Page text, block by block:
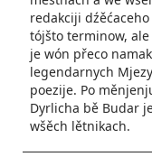
redakciji
tójšto terminow,
je wón přeco
legendarnych
poezije. Po
Dyrlicha bě Budar
wšěch lětnikach.